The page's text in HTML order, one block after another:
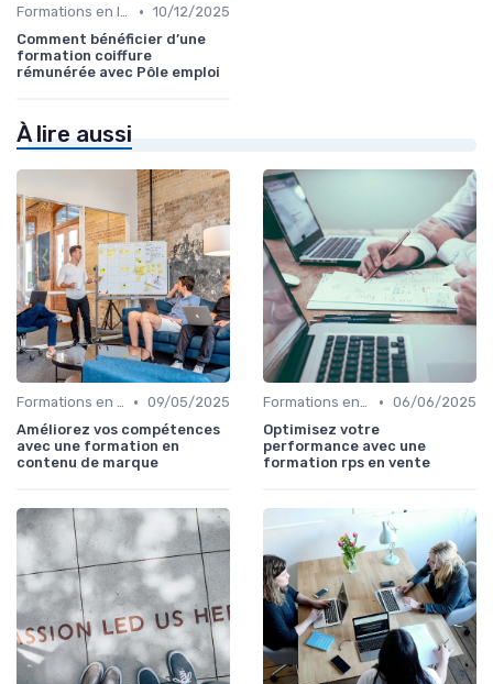
Formations en ligne • 10/12/2025
Comment bénéficier d’une
formation coiffure
rémunérée avec Pôle emploi
À lire aussi
Formations en ligne • 09/05/2025
Améliorez vos compétences
avec une formation en
contenu de marque
Formations en ligne • 06/06/2025
Optimisez votre
performance avec une
formation rps en vente